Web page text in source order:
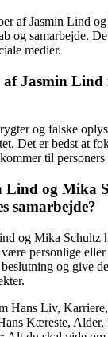
af Jasmin Lind
og samarbejde.
medier.
Jasmin Lind
og falske
Det er bedst at
til
og Mika
samarbejde?
og Mika Schultz
personlige
og give
Hans Liv,
Kæreste,